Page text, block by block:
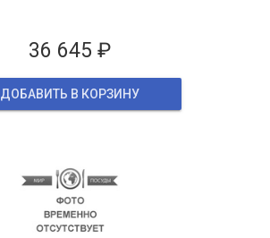
36 645 ₽
ДОБАВИТЬ В КОРЗИНУ